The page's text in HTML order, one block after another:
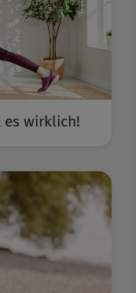
es wirklich!